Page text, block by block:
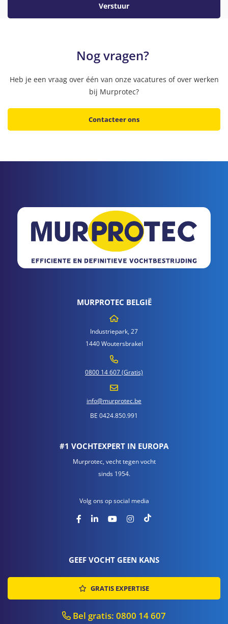
Verstuur
Nog vragen?
Heb je een vraag over één van onze vacatures of over werken
bij Murprotec?
Contacteer ons
MURPROTEC BELGIË
Industriepark, 27
1440 Woutersbrakel
0800 14 607 (Gratis)
info@murprotec.be
BE 0424.850.991
#1 VOCHTEXPERT IN EUROPA
Murprotec, vecht tegen vocht
sinds 1954.
Volg ons op social media
GEEF VOCHT GEEN KANS
GRATIS EXPERTISE
Bel gratis: 0800 14 607